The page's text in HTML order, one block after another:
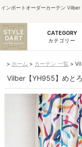
インポートオーダーカーテン
CATEGORY
カテゴリー
ホーム カーテン 一覧
Vilber【YH955】めと